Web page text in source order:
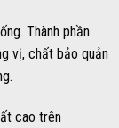
Thành phần
vị, chất bảo quản
cao trên